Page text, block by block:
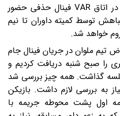
احمد محمدی داور اصفهانی در اتاق VAR فینال حذفی حضور
توسط کمیته داوران تا نیم
خواهد شد.
تیم ملوان در جریان فینال جام
را صبح شنبه دریافت کردیم و
جلسه گذاشت. همه چیز بررسی شد
به بررسی لازم داشت. بازیکن
اول پشت محوطه جریمه با